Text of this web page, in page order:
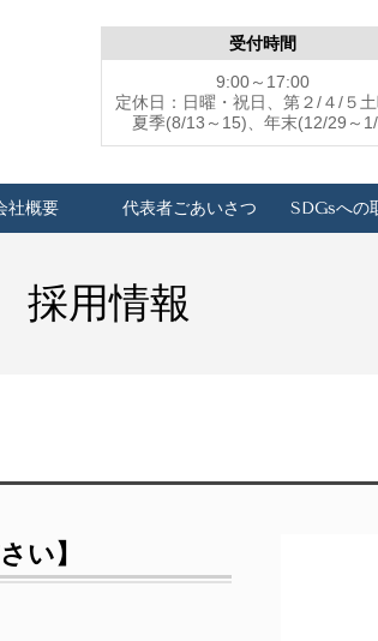
受付時間
9:00～17:00
定休日：日曜・祝日、第２/４/５土
夏季(8/13～15)、年末(12/29～
社概要 代表者ごあいさつ SDGsへの
採用情報
い】